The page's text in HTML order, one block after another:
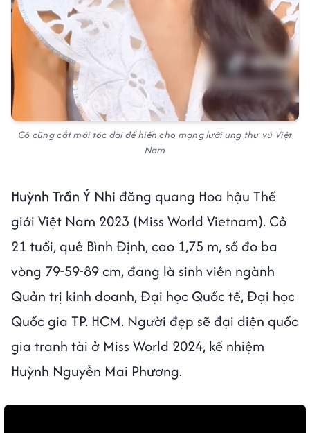
Cô cũng cắt mái tóc dài để hiến cho mạng lưới ung thư vú Việt
Nam
Huỳnh Trần Ý Nhi đăng quang Hoa hậu Thế
giới Việt Nam 2023 (Miss World Vietnam). Cô
21 tuổi, quê Bình Định, cao 1,75 m, số đo ba
vòng 79-59-89 cm, đang là sinh viên ngành
Quản trị kinh doanh, Đại học Quốc tế, Đại học
Quốc gia TP. HCM. Người đẹp sẽ đại diện quốc
gia tranh tài ở Miss World 2024, kế nhiệm
Huỳnh Nguyễn Mai Phương.